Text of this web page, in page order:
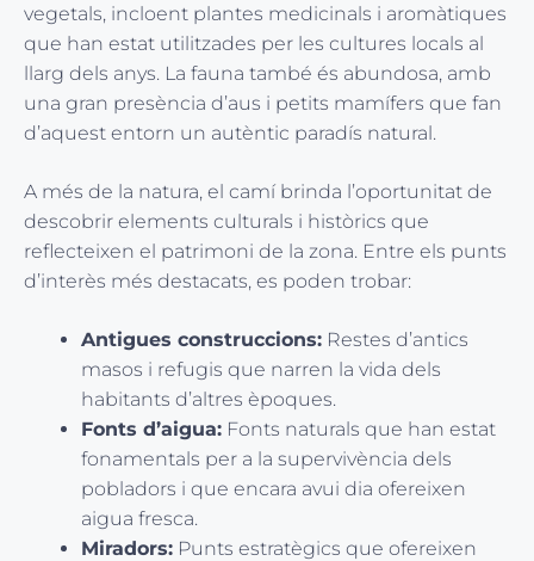
vegetals, incloent plantes medicinals i aromàtiques
que han estat utilitzades per les cultures locals al
llarg dels anys. La fauna també és abundosa, amb
una gran presència d’aus i petits mamífers que fan
d’aquest entorn un autèntic paradís natural.
A més de la natura, el camí brinda l’oportunitat de
descobrir elements culturals i històrics que
reflecteixen el patrimoni de la zona. Entre els punts
d’interès més destacats, es poden trobar:
Antigues construccions: Restes d’antics
masos i refugis que narren la vida dels
habitants d’altres èpoques.
Fonts d’aigua: Fonts naturals que han estat
fonamentals per a la supervivència dels
pobladors i que encara avui dia ofereixen
aigua fresca.
Miradors: Punts estratègics que ofereixen